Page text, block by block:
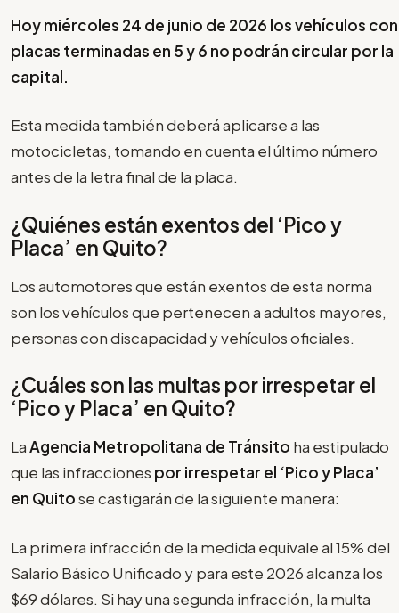
Hoy miércoles 24 de junio de 2026 los vehículos con
placas terminadas en 5 y 6 no podrán circular por la
capital.
Esta medida también deberá aplicarse a las
motocicletas, tomando en cuenta el último número
antes de la letra final de la placa.
¿Quiénes están exentos del ‘Pico y
Placa’ en Quito?
Los automotores que están exentos de esta norma
son los vehículos que pertenecen a adultos mayores,
personas con discapacidad y vehículos oficiales.
¿Cuáles son las multas por irrespetar el
‘Pico y Placa’ en Quito?
LaAgencia Metropolitana de Tránsito ha estipulado
que las infracciones por irrespetar el ‘Pico y Placa’
en Quitose castigarán de la siguiente manera:
La primera infracción de la medida equivale al 15% del
Salario Básico Unificado y para este 2026 alcanza los
$69 dólares. Si hay una segunda infracción, la multa